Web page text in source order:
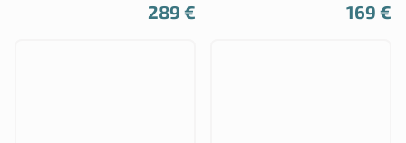
289 € 169 €